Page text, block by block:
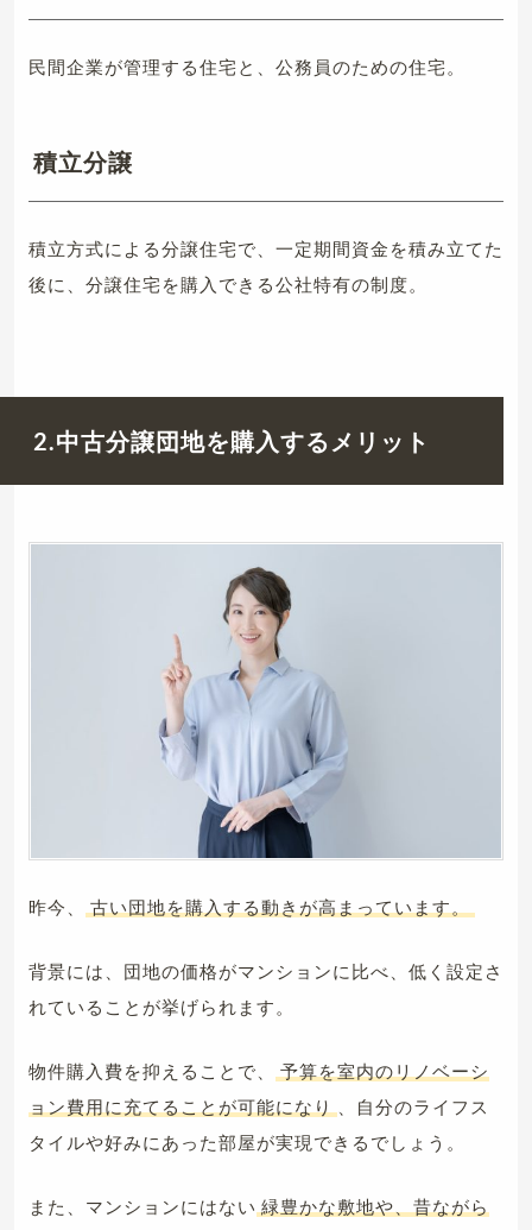
民間企業が管理する住宅と、公務員のための住宅。
積立分譲
積立方式による分譲住宅で、一定期間資金を積み立てた
後に、分譲住宅を購入できる公社特有の制度。
2.中古分譲団地を購入するメリット
昨今、 古い団地を購入する動きが高まっています。
背景には、団地の価格がマンションに比べ、低く設定さ
れていることが挙げられます。
物件購入費を抑えることで、
予算を室内のリノベーシ
ョン費用に充てることが可能になり
、自分のライフス
タイルや好みにあった部屋が実現できるでしょう。
また、マンションにはない 緑豊かな敷地や、昔ながら